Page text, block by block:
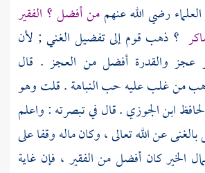
رضي الله عنهممن أفضل ؟ الفقير
؟ ذهب قوم إلى تفضيل الغني ; لأن
عجز والقدرة أفضل من العجز . قال
من غلب عليه حب النباهة . قلت وهو
ابن الجوزي. قال في تبصرته : واعلم
بالغنى عن الله تعالى ، وكان ماله وقفا على
الخير كان أفضل من الفقير ، فإن غاية